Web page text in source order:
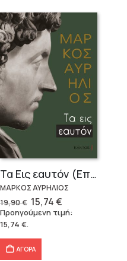
Τα Εις εαυτόν (Επίτομο) – Μάρκος Αυρήλιος
ΜΑΡΚΟΣ ΑΥΡΗΛΙΟΣ
19,90€ Original
price
was:
15,74€Η
τρέχουσα
τιμή
Προηγούμενη τιμή:
15,74 €.
ΑΓΟΡΑ